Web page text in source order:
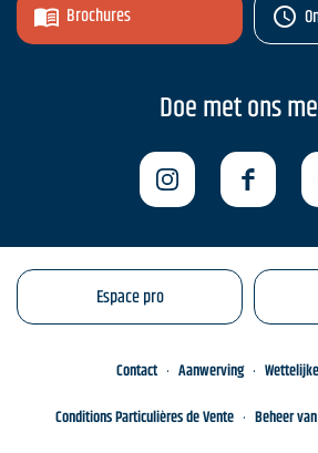
Brochures
Doe met ons
Espace pro
Contact Aanwerving
Conditions Particulières de Vente
Beheer